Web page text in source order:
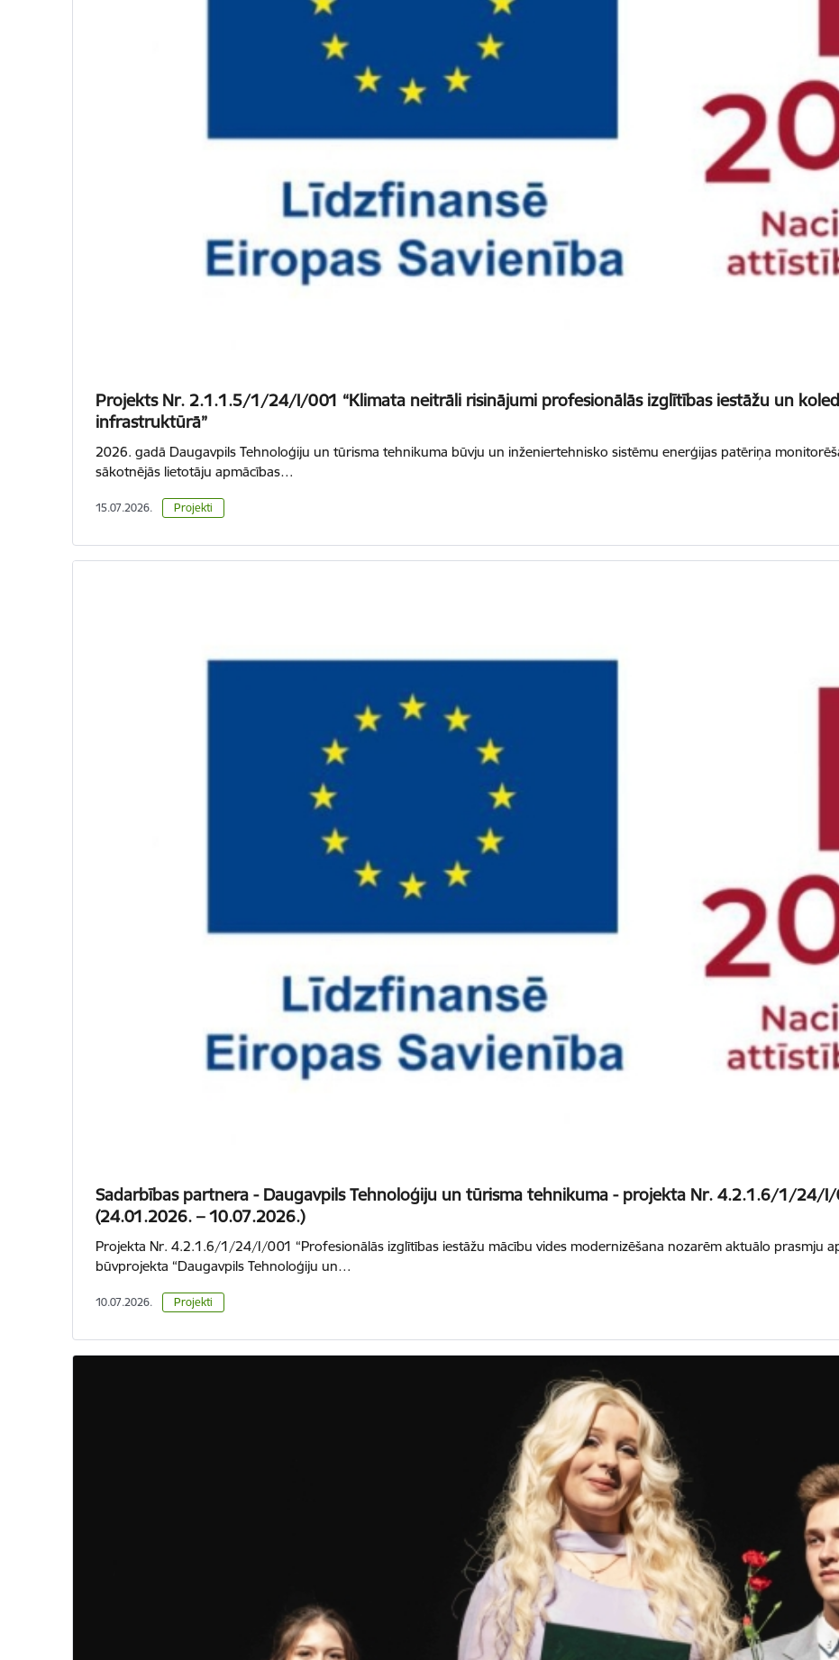
Projekts Nr. 2.1.1.5/1/24/I/001 “Klimata neitrāli risinājumi profesionālās izglītības iestāžu un
infrastruktūrā”
2026. gadā Daugavpils Tehnoloģiju un tūrisma tehnikuma būvju un inženiertehnisko sistēmu enerģijas patēriņa
sākotnējās lietotāju apmācības…
15.07.2026. Projekti
Sadarbības partnera - Daugavpils Tehnoloģiju un tūrisma tehnikuma - projekta Nr. 4.2.1.6/1/24/
(24.01.2026. – 10.07.2026.)
Projekta Nr. 4.2.1.6/1/24/I/001 “Profesionālās izglītības iestāžu mācību vides modernizēšana nozarēm aktuālo prasmju
būvprojekta “Daugavpils Tehnoloģiju un…
10.07.2026. Projekti